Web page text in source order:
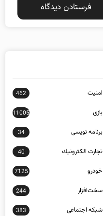
امنيت 462
بازی 11005
برنامه نويسی 34
تجارت الكترونيك 40
خودرو 7125
سخت‌افزار 244
شبكه اجتماعی 383